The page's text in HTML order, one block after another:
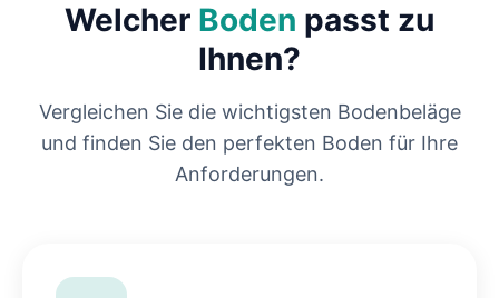
Welcher Boden passt zu
Ihnen?
Vergleichen Sie die wichtigsten Bodenbeläge
und finden Sie den perfekten Boden für Ihre
Anforderungen.